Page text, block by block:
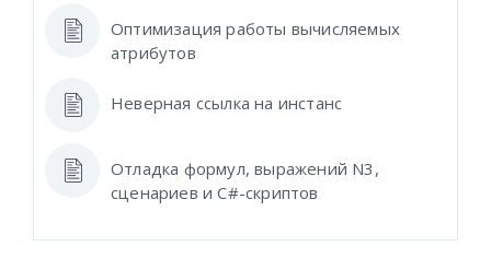
Оптимизация работы вычисляемых
атрибутов
Неверная ссылка на инстанс
Отладка формул, выражений N3,
сценариев и C#-скриптов